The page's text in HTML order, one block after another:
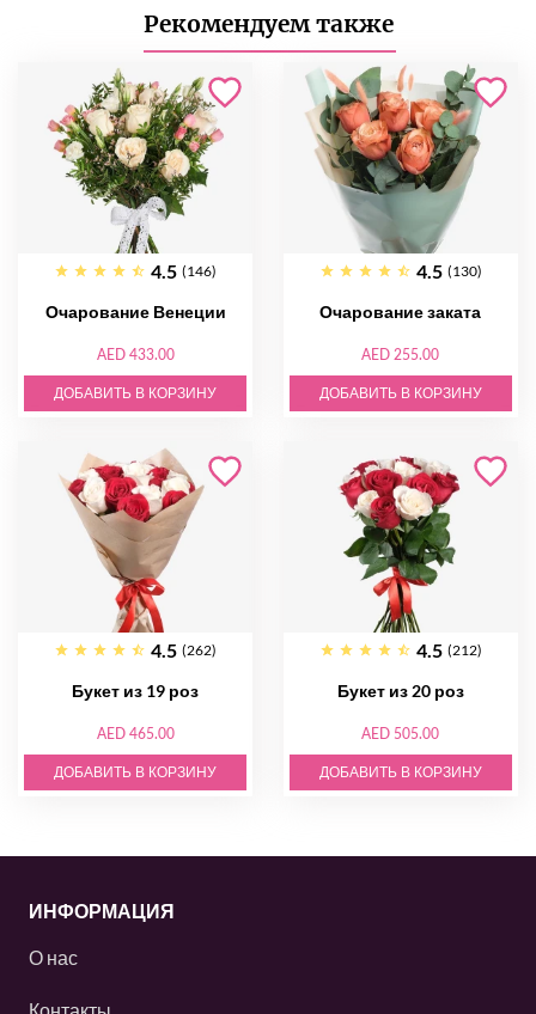
Рекомендуем также
4.5 (146)
Очарование Венеции
AED 433.00
ДОБАВИТЬ В КОРЗИНУ
4.5 (130)
Очарование заката
AED 255.00
ДОБАВИТЬ В КОРЗИНУ
4.5 (262)
Букет из 19 роз
AED 465.00
ДОБАВИТЬ В КОРЗИНУ
4.5 (212)
Букет из 20 роз
AED 505.00
ДОБАВИТЬ В КОРЗИНУ
ИНФОРМАЦИЯ
О нас